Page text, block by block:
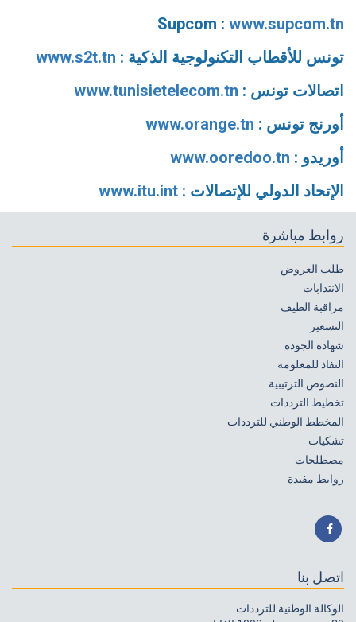
Supcom : www.supcom.tn
تونس للأقطاب التكنولوجية الذكية :
www.s2t.tn
اتصالات تونس :
www.tunisietelecom.tn
أورنج تونس : www.orange.tn
أوريدو : www.ooredoo.tn
الإتحاد الدولي للإتصالات : www.itu.int
روابط مباشرة
طلب العروض
الانتدابات
مراقبة الطيف
التسعير
شهادة الجودة
النفاذ للمعلومة
النصوص الترتيبية
تخطيط الترددات
المخطط الوطني للترددات
تشكيات
مصطلحات
روابط مفيدة
اتصل بنا
الوكالة الوطنية للترددات